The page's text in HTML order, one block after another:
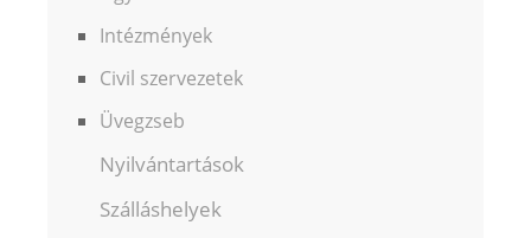
Intézmények
Civil szervezetek
Üvegzseb
Nyilvántartások
Szálláshelyek